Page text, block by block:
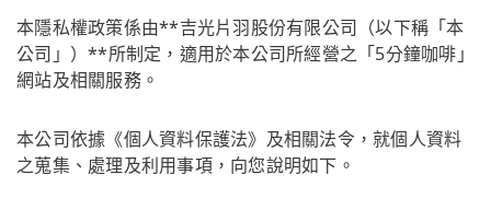
本隱私權政策係由**吉光片羽股份有限公司（以下稱「本
公司」）**所制定，適用於本公司所經營之「5分鐘咖啡」
網站及相關服務。
本公司依據《個人資料保護法》及相關法令，就個人資料
之蒐集、處理及利用事項，向您說明如下。